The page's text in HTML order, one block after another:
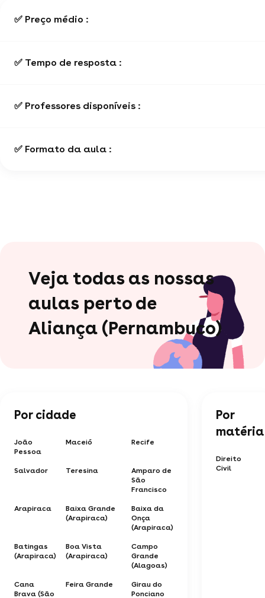
✅ Preço médio :
✅ Tempo de resposta :
✅ Professores disponíveis :
✅ Formato da aula :
Veja todas as nossas
aulas perto de
Aliança (Pernambuco)
Por cidade
João
Pessoa
Maceió Recife
Salvador Teresina
Amparo de
São
Francisco
Arapiraca
Baixa Grande
(Arapiraca)
Baixa da
Onça
(Arapiraca)
Batingas
(Arapiraca)
Boa Vista
(Arapiraca)
Campo
Grande
(Alagoas)
Cana
Brava (São
Feira Grande
Girau do
Ponciano
Por
matéria
Direito
Civil